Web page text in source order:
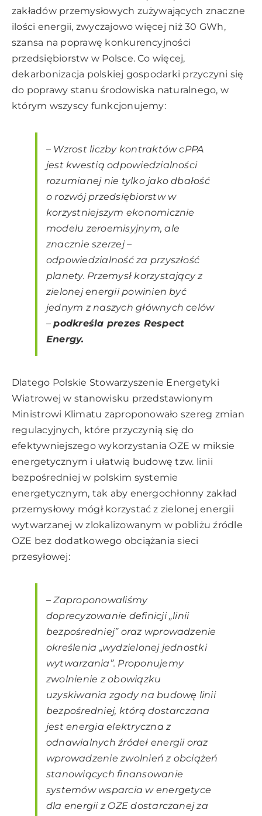
zakładów przemysłowych zużywających znaczne
ilości energii, zwyczajowo więcej niż 30 GWh,
szansa na poprawę konkurencyjności
przedsiębiorstw w Polsce. Co więcej,
dekarbonizacja polskiej gospodarki przyczyni się
do poprawy stanu środowiska naturalnego, w
którym wszyscy funkcjonujemy:
– Wzrost liczby kontraktów cPPA
jest kwestią odpowiedzialności
rozumianej nie tylko jako dbałość
o rozwój przedsiębiorstw w
korzystniejszym ekonomicznie
modelu zeroemisyjnym, ale
znacznie szerzej –
odpowiedzialność za przyszłość
planety. Przemysł korzystający z
zielonej energii powinien być
jednym z naszych głównych celów
–podkreśla prezes Respect
Energy.
Dlatego Polskie Stowarzyszenie Energetyki
Wiatrowej w stanowisku przedstawionym
Ministrowi Klimatu zaproponowało szereg zmian
regulacyjnych, które przyczynią się do
efektywniejszego wykorzystania OZE w miksie
energetycznym i ułatwią budowę tzw. linii
bezpośredniej w polskim systemie
energetycznym, tak aby energochłonny zakład
przemysłowy mógł korzystać z zielonej energii
wytwarzanej w zlokalizowanym w pobliżu źródle
OZE bez dodatkowego obciążania sieci
przesyłowej:
–Zaproponowaliśmy
doprecyzowanie definicji „linii
bezpośredniej” oraz wprowadzenie
określenia „wydzielonej jednostki
wytwarzania”. Proponujemy
zwolnienie z obowiązku
uzyskiwania zgody na budowę linii
bezpośredniej, którą dostarczana
jest energia elektryczna z
odnawialnych źródeł energii oraz
wprowadzenie zwolnień z obciążeń
stanowiących finansowanie
systemów wsparcia w energetyce
dla energii z OZE dostarczanej za